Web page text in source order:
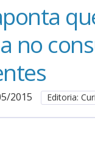
no
2015 Editoria: